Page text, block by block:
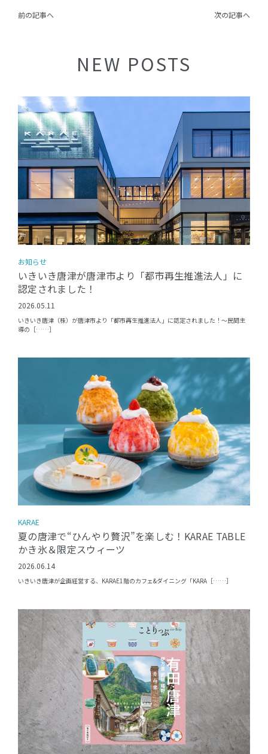
NEW POSTS
お知らせ
いきいき唐津が唐津市より「都市再生推進法人」に
認定されました！
2026.05.11
いきいき唐津（株）が唐津市より「都市再生推進法人」に認定されました！〜民間主
導の［……］
KARAE
夏の唐津で“ひんやり贅沢”を楽しむ！KARAE TABLE
かき氷＆限定スウィーツ
2026.06.14
いきいき唐津が企画経営する、KARAE1階のカフェ&ダイニング「KARA［……］
前の記事へ 次の記事へ